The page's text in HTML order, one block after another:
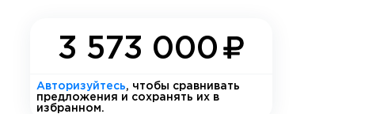
3 573 000
Авторизуйтесь, чтобы сравнивать
предложения и сохранять их в
избранном.